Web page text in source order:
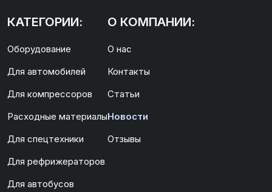
КАТЕГОРИИ:
Оборудование
Для автомобилей
Для компрессоров
Расходные материалы
Для спецтехники
Для рефрижераторов
Для автобусов
О КОМПАНИИ:
О нас
Контакты
Статьи
Новости
Отзывы